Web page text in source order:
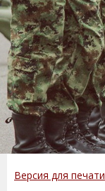
Версия для печати